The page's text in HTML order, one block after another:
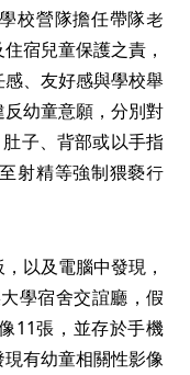
校營隊擔任帶隊老
宿兒童保護之責，
、友好感與學校舉
幼童意願，分別對
子、背部或以手指
射精等強制猥褻行
以及電腦中發現，
學宿舍交誼廳，假
11張，並存於手機
有幼童相關性影像